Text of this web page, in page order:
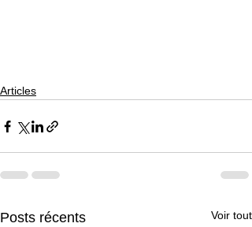
Articles
Posts récents Voir tout